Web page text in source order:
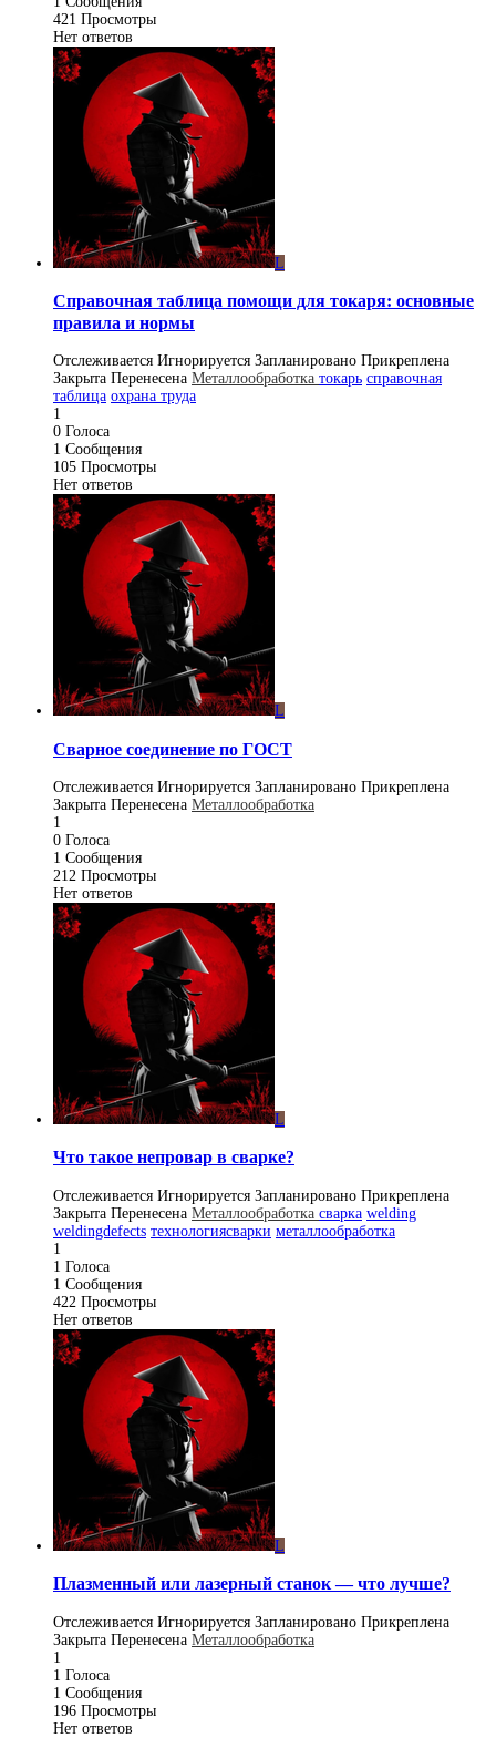
421 Просмотры
Нет ответов
L
Справочная таблица помощи для токаря: основные
правила и нормы
Отслеживается Игнорируется Запланировано Прикреплена
Закрыта Перенесена Металлообработка токарь справочная
таблица охрана труда
1
0 Голоса
1 Сообщения
105 Просмотры
Нет ответов
L
Сварное соединение по ГОСТ
Отслеживается Игнорируется Запланировано Прикреплена
Закрыта Перенесена Металлообработка
1
0 Голоса
1 Сообщения
212 Просмотры
Нет ответов
L
Что такое непровар в сварке?
Отслеживается Игнорируется Запланировано Прикреплена
Закрыта Перенесена Металлообработка сварка welding
weldingdefects технологиясварки металлообработка
1
1 Голоса
1 Сообщения
422 Просмотры
Нет ответов
L
Плазменный или лазерный станок — что лучше?
Отслеживается Игнорируется Запланировано Прикреплена
Закрыта Перенесена Металлообработка
1
1 Голоса
1 Сообщения
196 Просмотры
Нет ответов